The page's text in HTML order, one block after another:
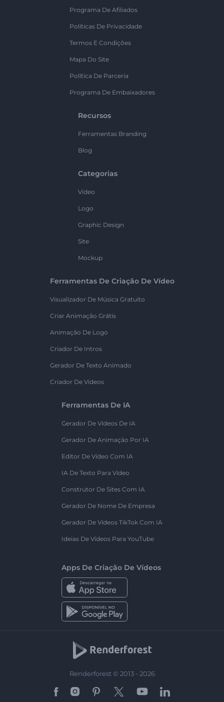
Programa De Afiliados
Políticas De Privacidade
Termos E Condições
Mapa Do Site
Política De Parceria
Programa De Embaixadores
Recursos
Ferramentas Branding
Blog
Categorias
Vídeo
Logo
Graphic Design
Site
Mockup
Ferramentas De Criação De Vídeo
Visualizador De Música Gratuito
Criar Animação Grátis
Animação De Logo
Criador De Intros
Gerador De Texto Animado
Criador De Vídeos
Ferramentas De IA
Gerador De Vídeos De IA
Gerador De Animação Por IA
Editor De Vídeo Com IA
IA De Texto Para Vídeo
Construtor De Sites Com IA
Gerador De Nome De Empresa
Gerador De Vídeos TikTok Com IA
Ideias De Vídeos Para YouTube
Apps De Criação De Vídeos
Renderforest © 2013 - 2026